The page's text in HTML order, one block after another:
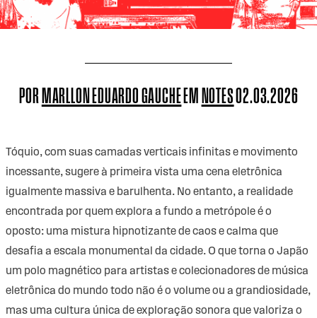
PORMARLLON EDUARDO GAUCHEEMNOTES02.03.2026
Tóquio, com suas camadas verticais infinitas e movimento
incessante, sugere à primeira vista uma cena eletrônica
igualmente massiva e barulhenta. No entanto, a realidade
encontrada por quem explora a fundo a metrópole é o
oposto: uma mistura hipnotizante de caos e calma que
desafia a escala monumental da cidade. O que torna o Japão
um polo magnético para artistas e colecionadores de música
eletrônica do mundo todo não é o volume ou a grandiosidade,
mas uma cultura única de exploração sonora que valoriza o